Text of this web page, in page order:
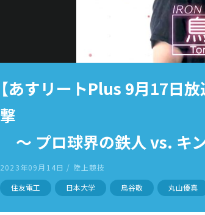
【あすリートPlus 9月17日
撃
〜 プロ球界の鉄人 vs. キ
2023年09月14日 / 陸上競技
住友電工
日本大学 鳥谷敬 丸山優真